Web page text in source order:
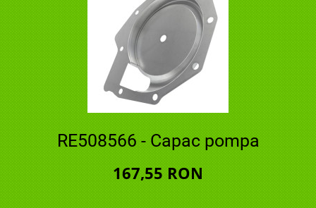
RE508566 - Capac pompa
167,55 RON